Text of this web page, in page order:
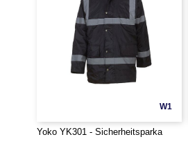
W1
Yoko YK301 - Sicherheitsparka